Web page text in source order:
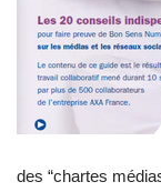
des “chartes